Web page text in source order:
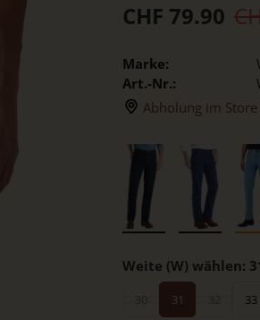
CHF 79.90
Marke:
Art.-Nr.:
Abholung im
Weite (W) wählen:
31 33